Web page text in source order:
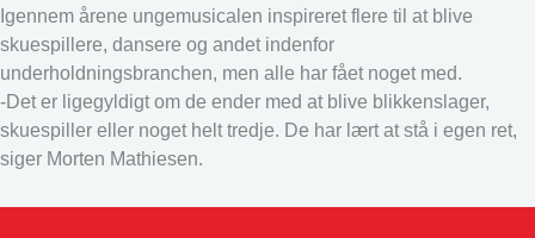
Igennem årene ungemusicalen inspireret flere til at blive
skuespillere, dansere og andet indenfor
underholdningsbranchen, men alle har fået noget med.
-Det er ligegyldigt om de ender med at blive blikkenslager,
skuespiller eller noget helt tredje. De har lært at stå i egen ret,
siger Morten Mathiesen.